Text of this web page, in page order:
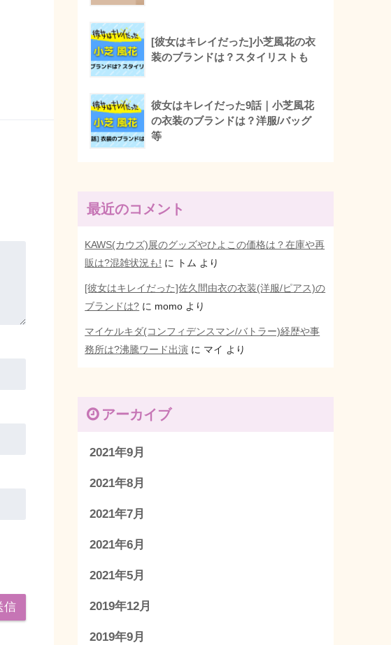
[彼女はキレイだった]小芝風花の衣
装のブランドは？スタイリストも
彼女はキレイだった9話｜小芝風花
の衣装のブランドは？洋服/バッグ
等
最近のコメント
KAWS(カウズ)展のグッズやひよこの価格は？在庫や再
販は?混雑状況も! に トム より
[彼女はキレイだった]佐久間由衣の衣装(洋服/ピアス)の
ブランドは? に momo より
マイケルキダ(コンフィデンスマン/バトラー)経歴や事
務所は?沸騰ワード出演 に マイ より
アーカイブ
2021年9月
2021年8月
2021年7月
2021年6月
2021年5月
2019年12月
2019年9月